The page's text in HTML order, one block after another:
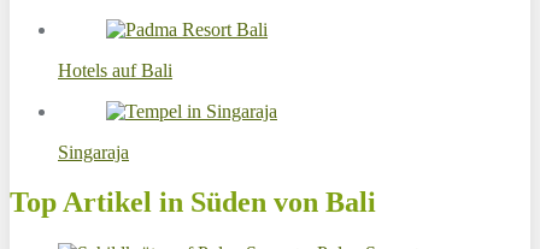
Hotels auf Bali
Singaraja
Top Artikel in Süden von Bali